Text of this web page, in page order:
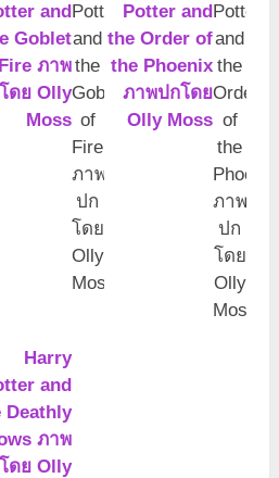
Potter
and
the
Goblet
of
Fire
ภาพ
ปก
โดย
Olly
Moss
Potter
and
the
Order
of
the
Phoenix
ภาพ
ปก
โดย
Olly
Moss